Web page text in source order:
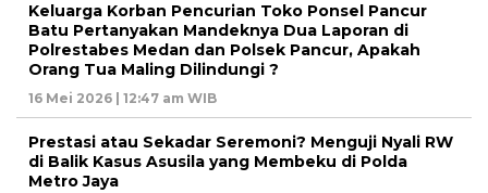
Keluarga Korban Pencurian Toko Ponsel Pancur
Batu Pertanyakan Mandeknya Dua Laporan di
Polrestabes Medan dan Polsek Pancur, Apakah
Orang Tua Maling Dilindungi ?
16 Mei 2026 | 12:47 am WIB
Prestasi atau Sekadar Seremoni? Menguji Nyali RW
di Balik Kasus Asusila yang Membeku di Polda
Metro Jaya